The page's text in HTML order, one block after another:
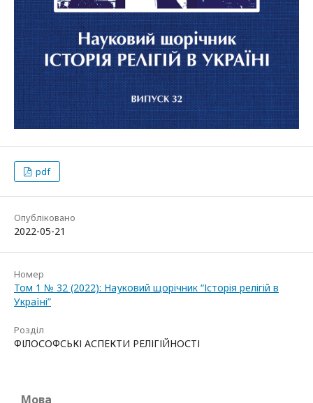
pdf
Опубліковано
2022-05-21
Номер
Том 1 № 32 (2022): Науковий щорічник “Історія релігій в
Україні”
Розділ
ФІЛОСОФСЬКІ АСПЕКТИ РЕЛІГІЙНОСТІ
Мова